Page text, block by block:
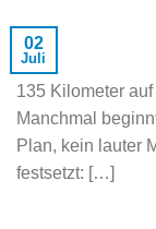
02
Juli
135 Kilometer
Manchmal
Plan, kein lauter
festsetzt: […]